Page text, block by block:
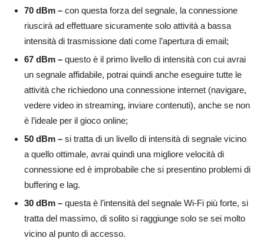
70 dBm – con questa forza del segnale, la connessione
riuscirà ad effettuare sicuramente solo attività a bassa
intensità di trasmissione dati come l’apertura di email;
67 dBm – questo è il primo livello di intensità con cui avrai
un segnale affidabile, potrai quindi anche eseguire tutte le
attività che richiedono una connessione internet (navigare,
vedere video in streaming, inviare contenuti), anche se non
è l’ideale per il gioco online;
50 dBm – si tratta di un livello di intensità di segnale vicino
a quello ottimale, avrai quindi una migliore velocità di
connessione ed è improbabile che si presentino problemi di
buffering e lag.
30 dBm – questa è l’intensità del segnale Wi-Fi più forte, si
tratta del massimo, di solito si raggiunge solo se sei molto
vicino al punto di accesso.